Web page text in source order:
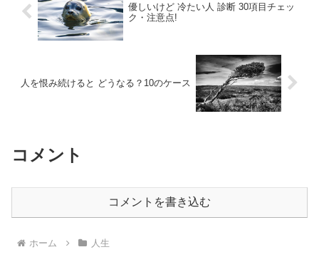
優しいけど 冷たい人 診断 30項目チェッ
ク・注意点!
人を恨み続けると どうなる？10のケース
コメント
コメントを書き込む
ホーム 人生